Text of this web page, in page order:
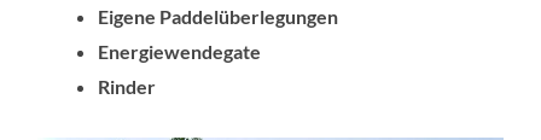
Eigene Paddelüberlegungen
Energiewendegate
Rinder